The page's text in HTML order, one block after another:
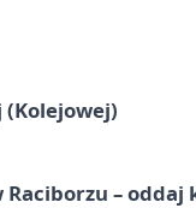
(Kolejowej)
Raciborzu – oddaj